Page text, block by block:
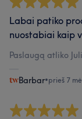
Labai patiko
nuostabiai kaip
Paslaugą atliko
Barbar•prieš 7